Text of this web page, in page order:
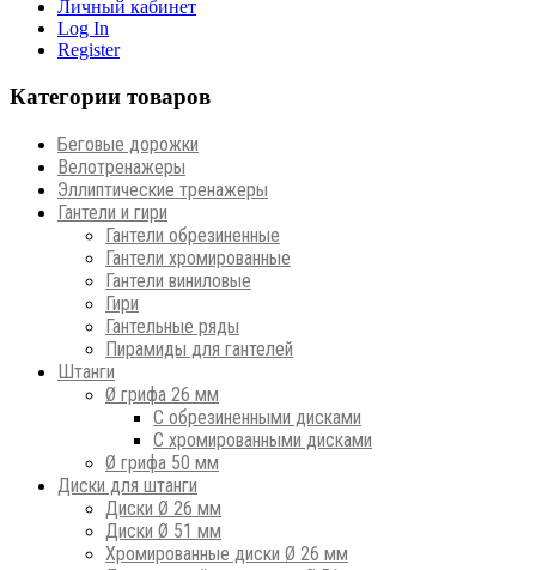
Личный кабинет
Log In
Register
Категории товаров
Беговые дорожки
Велотренажеры
Эллиптические тренажеры
Гантели и гири
Гантели обрезиненные
Гантели хромированные
Гантели виниловые
Гири
Гантельные ряды
Пирамиды для гантелей
Штанги
Ø грифа 26 мм
С обрезиненными дисками
С хромированными дисками
Ø грифа 50 мм
Диски для штанги
Диски Ø 26 мм
Диски Ø 51 мм
Хромированные диски Ø 26 мм